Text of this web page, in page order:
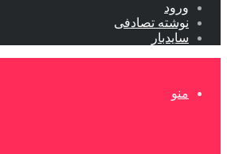
ورود
نوشته تصادفی
سایدبار
منو